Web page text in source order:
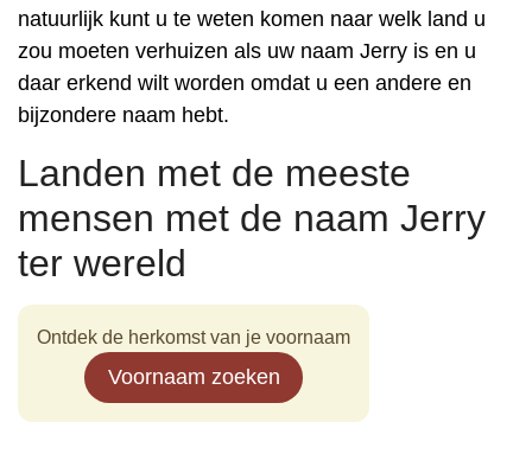
natuurlijk kunt u te weten komen naar welk land u
zou moeten verhuizen als uw naam Jerry is en u
daar erkend wilt worden omdat u een andere en
bijzondere naam hebt.
Landen met de meeste
mensen met de naam Jerry
ter wereld
Ontdek de herkomst van je voornaam
Voornaam zoeken